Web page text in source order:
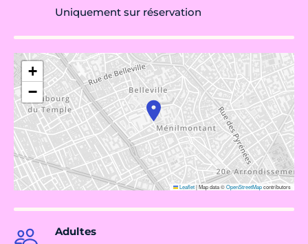
Uniquement sur réservation
+
−
Leaflet|Map data ©OpenStreetMapcontributors
Adultes